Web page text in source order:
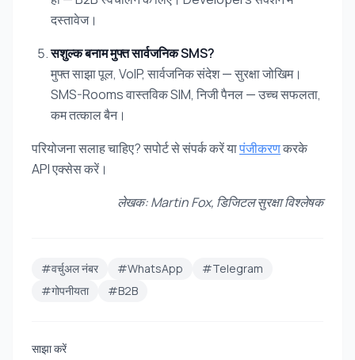
दस्तावेज।
सशुल्क बनाम मुफ्त सार्वजनिक SMS?
मुफ्त साझा पूल, VoIP, सार्वजनिक संदेश — सुरक्षा जोखिम।
SMS-Rooms वास्तविक SIM, निजी पैनल — उच्च सफलता,
कम तत्काल बैन।
परियोजना सलाह चाहिए? सपोर्ट से संपर्क करें यापंजीकरणकरके
API एक्सेस करें।
लेखक: Martin Fox, डिजिटल सुरक्षा विश्लेषक
#वर्चुअल नंबर #WhatsApp
#Telegram
#गोपनीयता
#B2B
साझा करें